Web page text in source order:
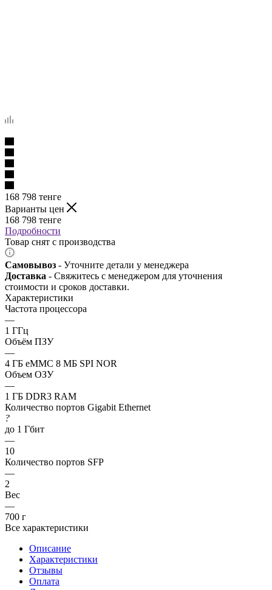
168 798 тенге
Варианты цен
168 798 тенге
Подробности
Товар снят с производства
Самовывоз - Уточните детали у менеджера
Доставка - Свяжитесь с менеджером для уточнения
стоимости и сроков доставки.
Характеристики
Частота процессора
—
1 ГГц
Объём ПЗУ
—
4 ГБ eMMC 8 МБ SPI NOR
Объем ОЗУ
—
1 ГБ DDR3 RAM
Количество портов Gigabit Ethernet
?
до 1 Гбит
—
10
Количество портов SFP
—
2
Вес
—
700 г
Все характеристики
Описание
Характеристики
Отзывы
Оплата